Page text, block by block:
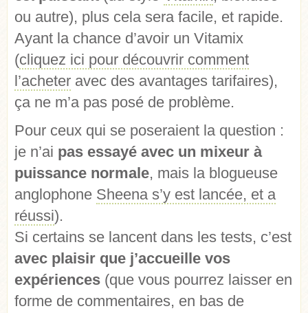
ou autre), plus cela sera facile, et rapide.
Ayant la chance d’avoir un Vitamix
(cliquez ici pour découvrir comment
l’acheter avec des avantages tarifaires),
ça ne m’a pas posé de problème.
Pour ceux qui se poseraient la question :
je n’ai pas essayé avec un mixeur à
puissance normale, mais la blogueuse
anglophone Sheena s’y est lancée, et a
réussi).
Si certains se lancent dans les tests, c’est
avec plaisir que j’accueille vos
expériences (que vous pourrez laisser en
forme de commentaires, en bas de